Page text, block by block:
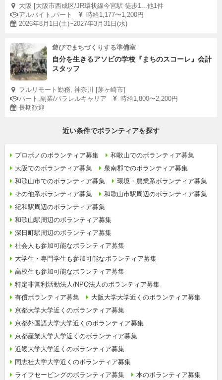
大阪 [大阪市西成区/JR環状線今宮駅 徒歩1...他1件
アルバイト,パート
時給1,177〜1,200円
2026年8月1日(土)~2027年3月31日(水)
遊びでまちづくりする準備室
自分を生きるアソビの学校『まちのスコーレ』会計
スタッフ
フルリモート勤務, 神奈川 [茅ヶ崎市]
パート,副業/パラレルキャリア
時給1,800〜2,200円
長期歓迎
近い条件でボランティアを探す
プロボノのボランティア募集
和歌山でのボランティア募集
大阪でのボランティア募集
泉南郡でのボランティア募集
和歌山市でのボランティア募集
環境・農業系ボランティア募集
その他系ボランティア募集
和歌山市駅周辺のボランティア募集
紀和駅周辺のボランティア募集
和歌山駅周辺のボランティア募集
深日町駅周辺のボランティア募集
社会人も参加可能なボランティア募集
大学生・専門学生も参加可能なボランティア募集
高校生も参加可能なボランティア募集
特定非営利活動法人/NPO法人のボランティア募集
有償ボランティア募集
大阪大学大学近くのボランティア募集
京都大学大学近くのボランティア募集
京都外国語大学大学近くのボランティア募集
京都産業大学大学近くのボランティア募集
近畿大学大学近くのボランティア募集
同志社大学大学近くのボランティア募集
ライフセービングのボランティア募集
本のボランティア募集